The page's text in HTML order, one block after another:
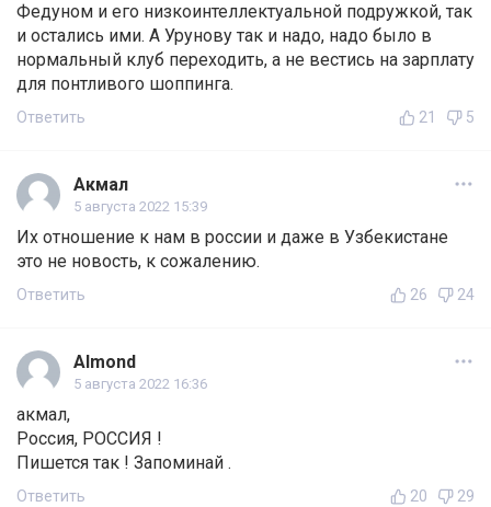
Федуном и его низкоинтеллектуальной подружкой, так
и остались ими. А Урунову так и надо, надо было в
нормальный клуб переходить, а не вестись на зарплату
для понтливого шоппинга.
Ответить 21 5
Акмал
5 августа 2022 15:39
Их отношение к нам в россии и даже в Узбекистане
это не новость, к сожалению.
Ответить 26 24
Almond
5 августа 2022 16:36
акмал,
Россия, РОССИЯ !
Пишется так ! Запоминай .
Ответить 20 29